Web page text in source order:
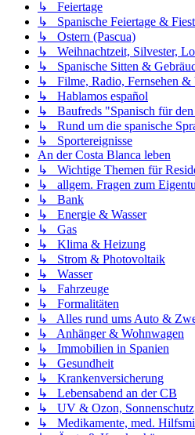
↳ Feiertage
↳ Spanische Feiertage &
↳ Ostern (Pascua)
↳ Weihnachtzeit, Silvester,
↳ Spanische Sitten &
↳ Filme, Radio, Fernsehen &
↳ Hablamos español
↳ Baufreds "Spanisch für
↳ Rund um die spanische
↳ Sportereignisse
An der Costa Blanca leben
↳ Wichtige Themen für
↳ allgem. Fragen zum
↳ Bank
↳ Energie & Wasser
↳ Gas
↳ Klima & Heizung
↳ Strom & Photovoltaik
↳ Wasser
↳ Fahrzeuge
↳ Formalitäten
↳ Alles rund ums Auto &
↳ Anhänger & Wohnwagen
↳ Immobilien in Spanien
↳ Gesundheit
↳ Krankenversicherung
↳ Lebensabend an der CB
↳ UV & Ozon,
↳ Medikamente, med.